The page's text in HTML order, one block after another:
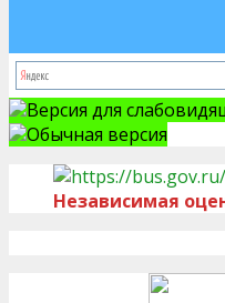
Версия для
Обычная версия
Независимая